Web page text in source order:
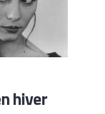
hiver